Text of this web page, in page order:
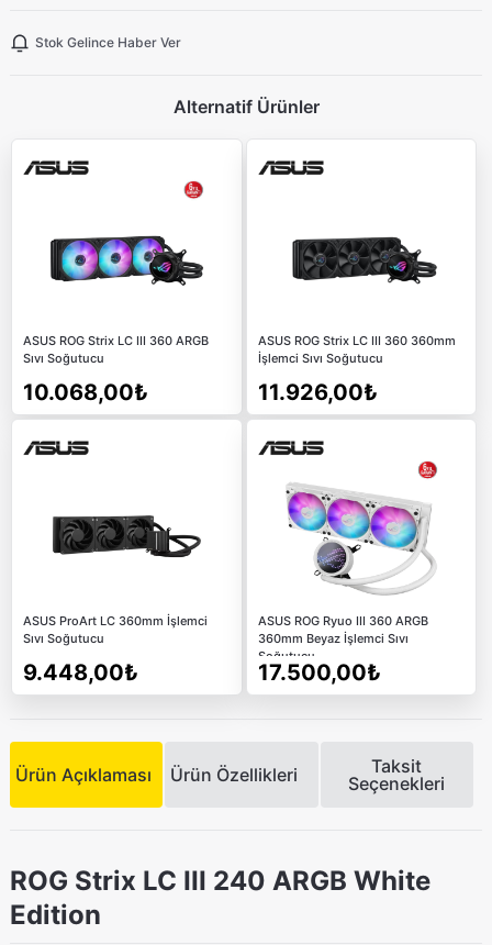
Stok Gelince Haber Ver
Alternatif Ürünler
ASUS ROG Strix LC III 360 ARGB
Sıvı Soğutucu
10.068,00₺
ASUS ROG Strix LC III 360 360mm
İşlemci Sıvı Soğutucu
11.926,00₺
ASUS ProArt LC 360mm İşlemci
Sıvı Soğutucu
9.448,00₺
ASUS ROG Ryuo III 360 ARGB
360mm Beyaz İşlemci Sıvı
Soğutucu
17.500,00₺
Ürün Açıklaması Ürün Özellikleri
Taksit
Seçenekleri
ROG Strix LC III 240 ARGB White
Edition